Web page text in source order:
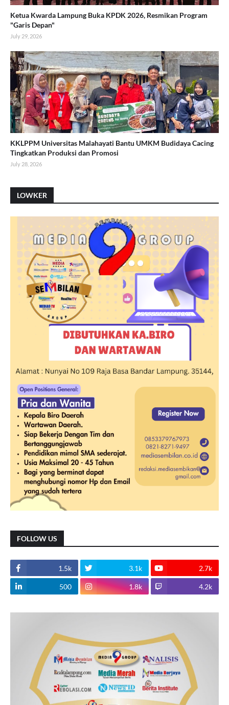
Ketua Kwarda Lampung Buka KPDK 2026, Resmikan Program
"Garis Depan"
July 29, 2026
KKLPPM Universitas Malahayati Bantu UMKM Budidaya Cacing
Tingkatkan Produksi dan Promosi
July 28, 2026
LOWKER
FOLLOW US
1.5k 3.1k 2.7k
500 1.8k 4.2k